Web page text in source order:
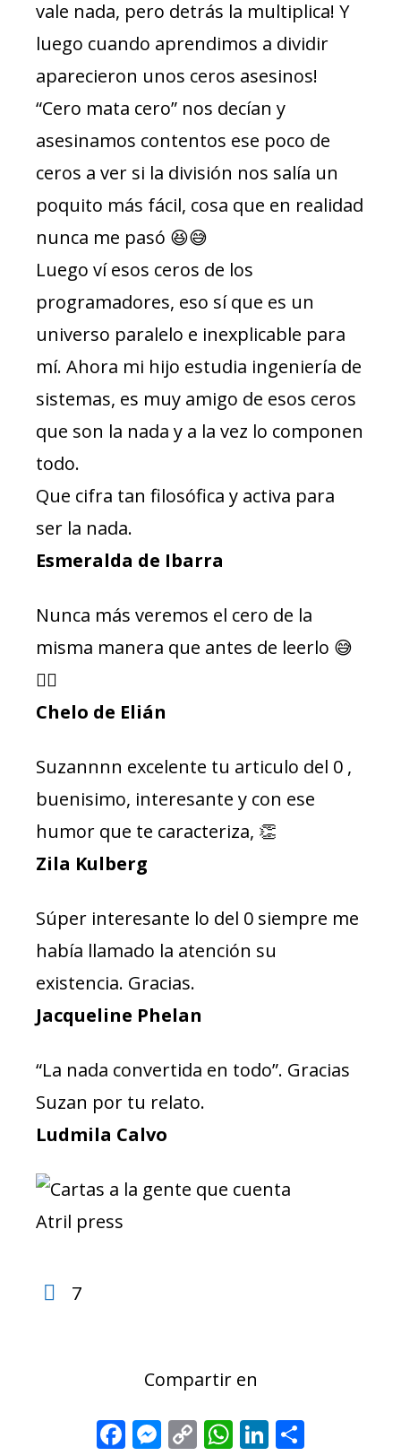
vale nada, pero detrás la multiplica! Y
luego cuando aprendimos a dividir
aparecieron unos ceros asesinos!
“Cero mata cero” nos decían y
asesinamos contentos ese poco de
ceros a ver si la división nos salía un
poquito más fácil, cosa que en realidad
nunca me pasó 😆😅
Luego ví esos ceros de los
programadores, eso sí que es un
universo paralelo e inexplicable para
mí. Ahora mi hijo estudia ingeniería de
sistemas, es muy amigo de esos ceros
que son la nada y a la vez lo componen
todo.
Que cifra tan filosófica y activa para
ser la nada.
Esmeralda de Ibarra
Nunca más veremos el cero de la
misma manera que antes de leerlo 😅
👌🏻
Chelo de Elián
Suzannnn excelente tu articulo del 0 ,
buenisimo, interesante y con ese
humor que te caracteriza, 👏
Zila Kulberg
Súper interesante lo del 0 siempre me
había llamado la atención su
existencia. Gracias.
Jacqueline Phelan
“La nada convertida en todo”. Gracias
Suzan por tu relato.
Ludmila Calvo
7
Compartir en
Facebook
Messenger
CopyWhatsApp
LinkedIn